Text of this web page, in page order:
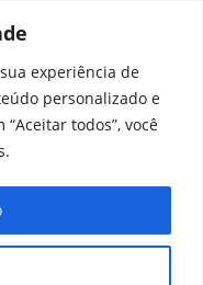
experiência de
personalizado e
todos”, você
de cookies
Serviços